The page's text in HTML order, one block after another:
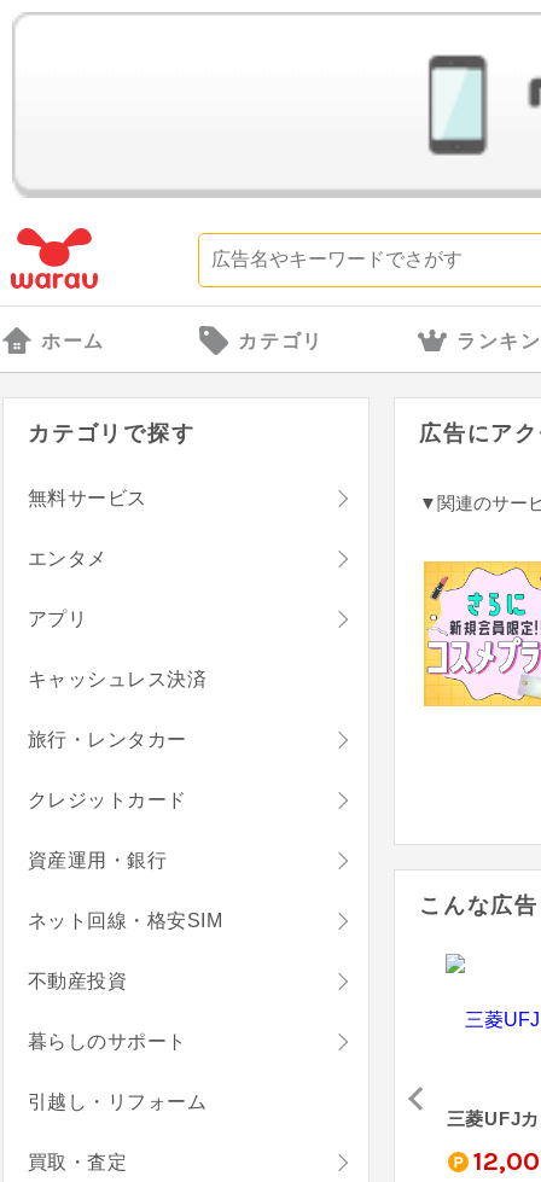
ホーム カテゴリ ランキ
広告にア
▼関連のサー
こんな広
1,000 5,000
三菱UFJ
カテゴリで探す
無料サービス
エンタメ
アプリ
キャッシュレス決済
旅行・レンタカー
クレジットカード
資産運用・銀行
ネット回線・格安SIM
不動産投資
暮らしのサポート
引越し・リフォーム
買取・査定